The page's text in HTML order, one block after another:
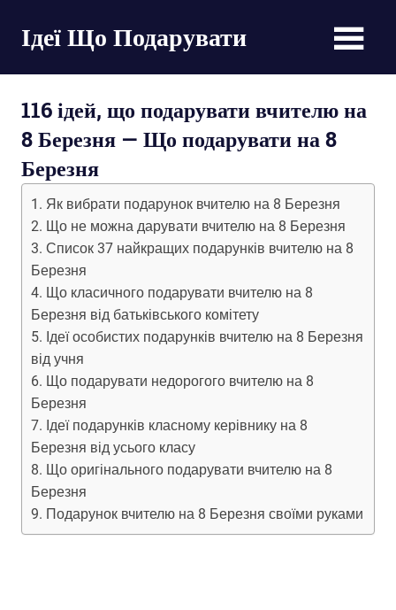
перейти
к
содержимому
Ідеї Що Подарувати
оригінальних
подарунків
на
будь-
яке
свято
116 ідей, що подарувати вчителю на
8 Березня — Що подарувати на 8
Березня
Як вибрати подарунок вчителю на 8 Березня
Що не можна дарувати вчителю на 8 Березня
Список 37 найкращих подарунків вчителю на 8
Березня
Що класичного подарувати вчителю на 8
Березня від батьківського комітету
Ідеї ​​особистих подарунків вчителю на 8 Березня
від учня
Що подарувати недорогого вчителю на 8
Березня
Ідеї ​​подарунків класному керівнику на 8
Березня від усього класу
Що оригінального подарувати вчителю на 8
Березня
Подарунок вчителю на 8 Березня своїми руками